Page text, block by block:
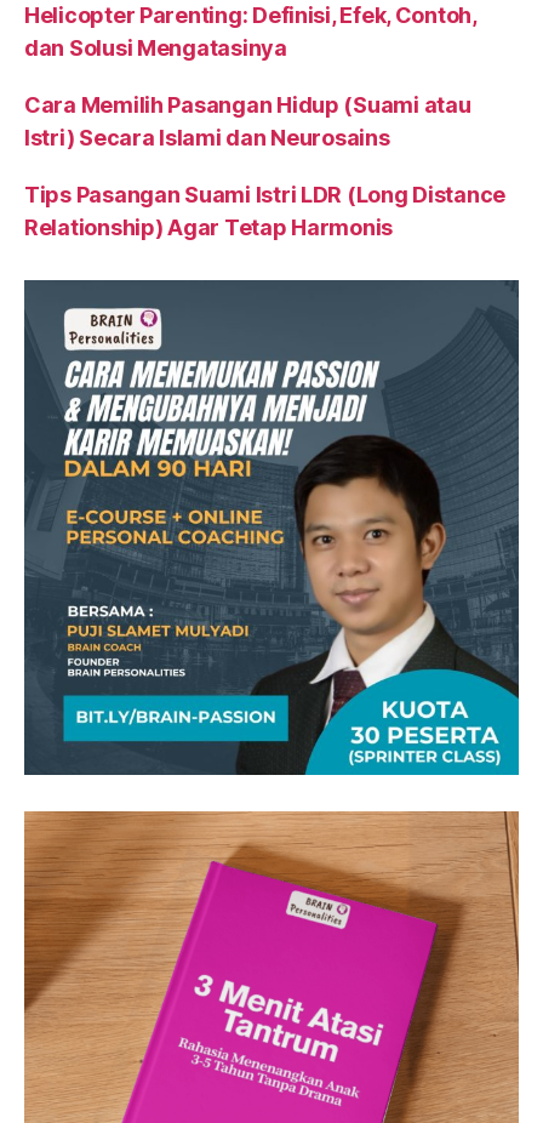
Helicopter Parenting: Definisi, Efek, Contoh,
dan Solusi Mengatasinya
Cara Memilih Pasangan Hidup (Suami atau
Istri) Secara Islami dan Neurosains
Tips Pasangan Suami Istri LDR (Long Distance
Relationship) Agar Tetap Harmonis